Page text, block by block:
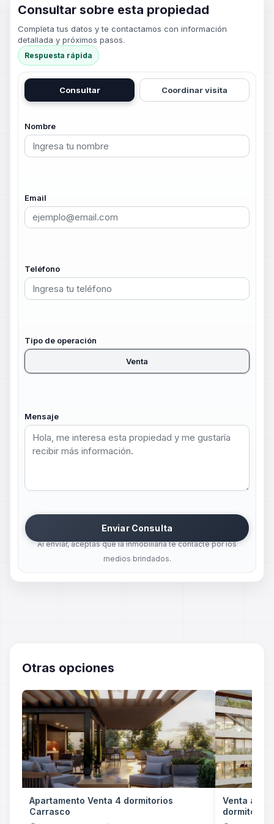
Consultar sobre esta propiedad
Completa tus datos y te contactamos con información
detallada y próximos pasos.
Respuesta rápida
Consultar Coordinar visita
Nombre
Email
Teléfono
Tipo de operación
Venta
Mensaje
Enviar Consulta
Al enviar, aceptas que la inmobiliaria te contacte por los
medios brindados.
Otras opciones
Apartamento Venta 4 dormitorios
Carrasco
Venta